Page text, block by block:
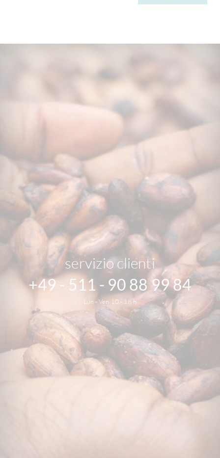
servizio clienti
+49 - 511 - 90 88 99 84
Lun - Ven 10 - 18 h